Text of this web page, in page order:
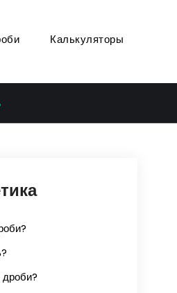
Калькуляторы
дроби?